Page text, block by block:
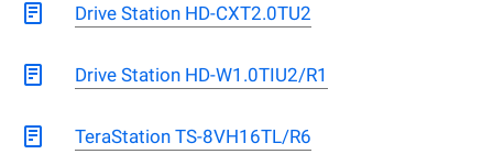
Drive Station HD-CXT2.0TU2
Drive Station HD-W1.0TIU2/R1
TeraStation TS-8VH16TL/R6